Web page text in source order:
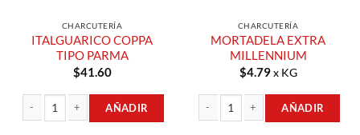
CHARCUTERÍA
ITALGUARICO COPPA
TIPO PARMA
$41.60
AÑADIR
CHARCUTERÍA
MORTADELA EXTRA
MILLENNIUM
$4.79x KG
AÑADIR